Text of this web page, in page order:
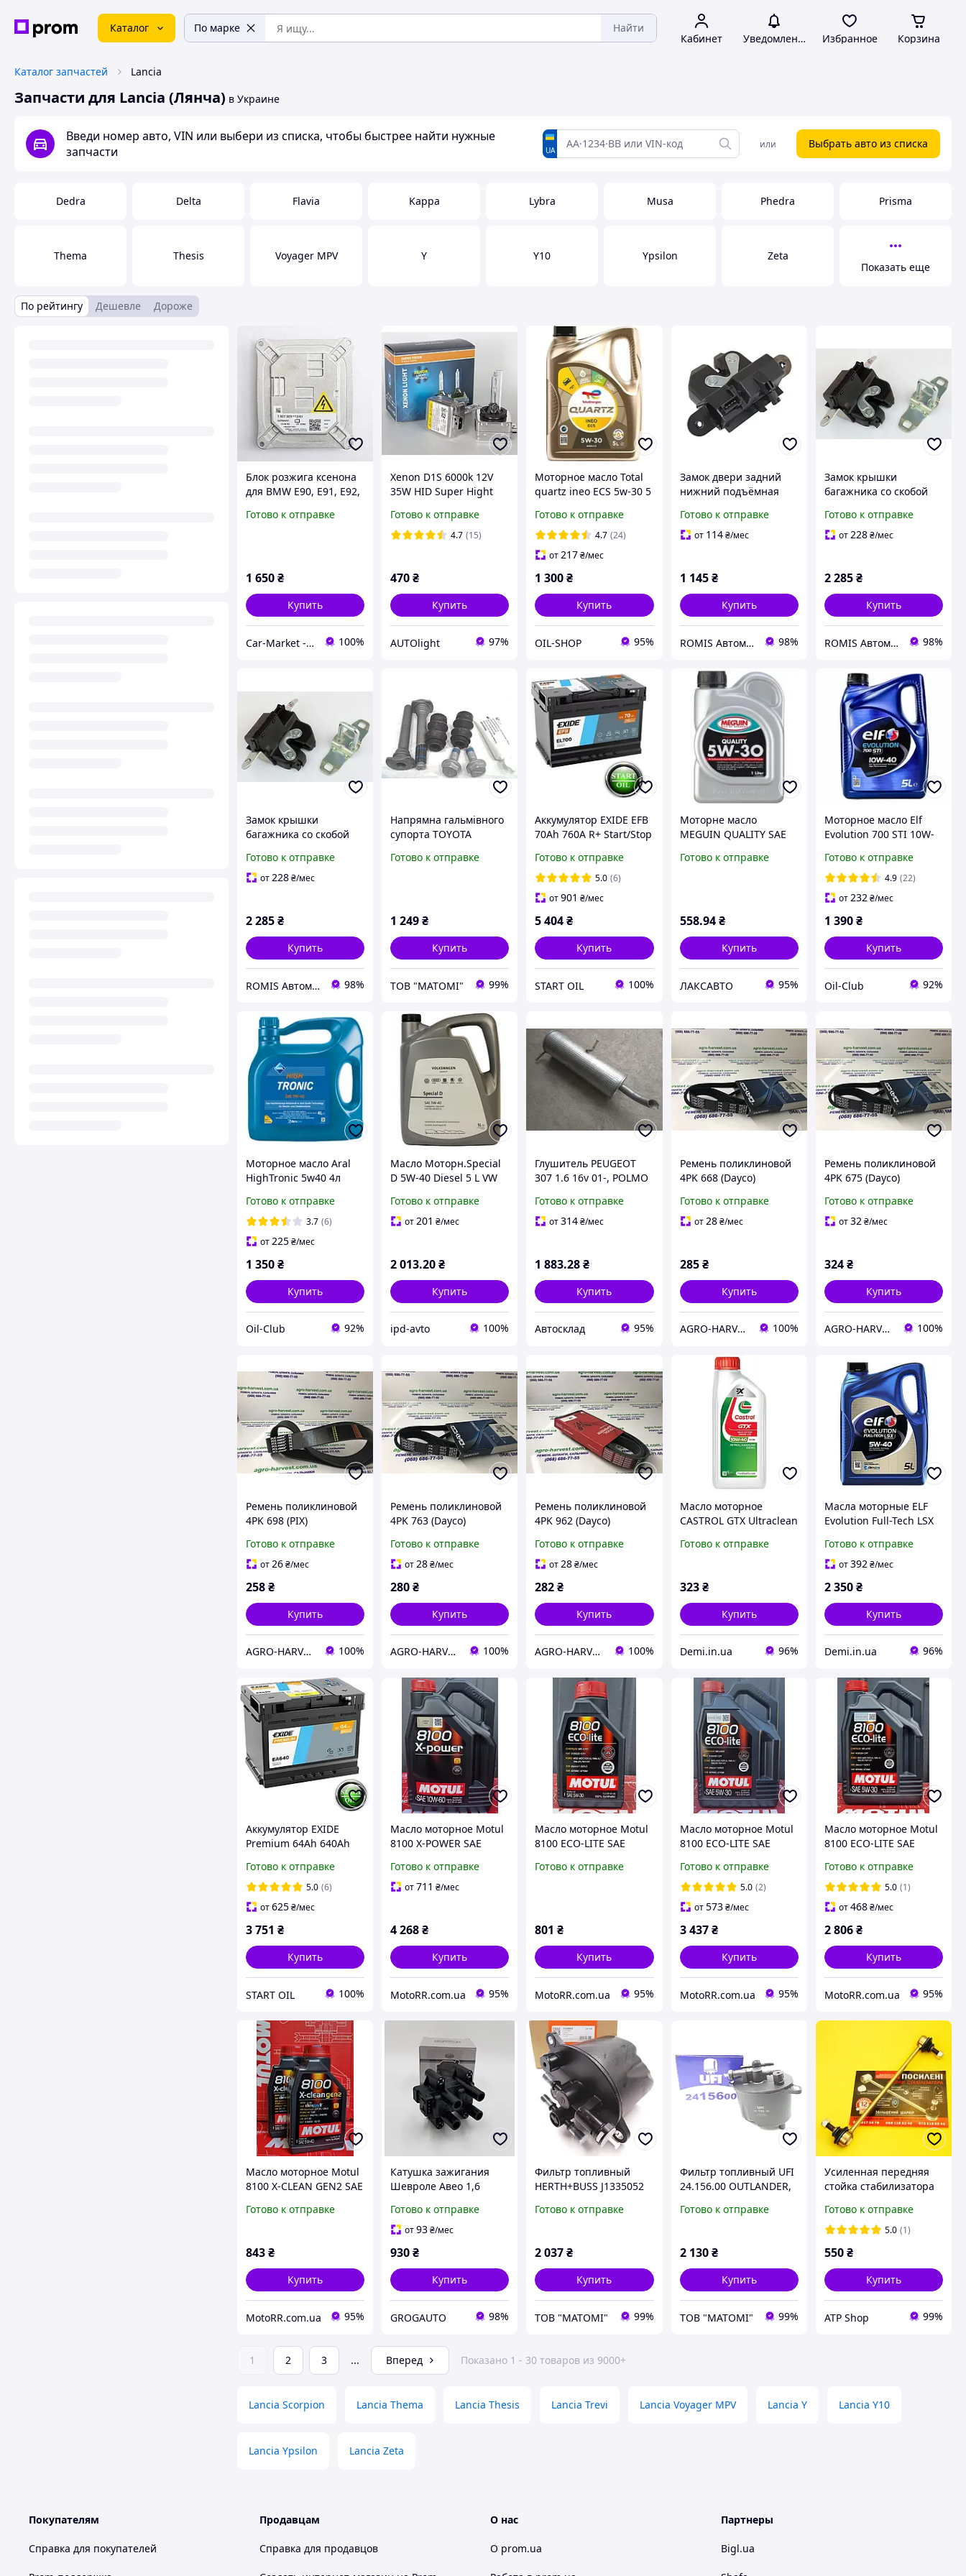
Каталог По марке Найти
Кабинет Уведомления Избранное Корзина
Каталог запчастей Lancia
Запчасти для Lancia (Лянча) в Украине
Введи номер авто, VIN или выбери из списка, чтобы быстрее найти нужные
запчасти
UA или Выбрать авто из списка
Dedra Delta Flavia Kappa Lybra Musa Phedra Prisma
Thema Thesis Voyager MPV Y Y10 Ypsilon
Zeta
Показать еще
По рейтингу Дешевле Дороже
Блок розжига ксенона
для BMW Е90, Е91, Е92,
Готово к отправке
1 650₴
Купить
Car-Market - Авто-Свет 100%
Xenon D1S 6000k 12V
35W HID Super Hight
лампа д1с 12в
Готово к отправке
4.7 (15)
470₴
Купить
AUTOlight 97%
Моторное масло Total
quartz ineo ECS 5w-30 5
Готово к отправке
4.7 (24)
от217₴/мес
1 300₴
Купить
OIL-SHOP 95%
Замок двери задний
нижний подъёмная
Panorama (51873093)
Готово к отправке
от 114 ₴/мес
1 145 ₴
Купить
ROMIS Автомаркет 98%
Замок крышки
багажника со скобой
Готово к отправке
от228₴/мес
2 285₴
Купить
ROMIS Автомаркет 98%
Замок крышки
багажника со скобой
Готово к отправке
от228₴/мес
2 285₴
Купить
ROMIS Автомаркет 98%
Напрямна гальмівного
супорта TOYOTA
2007- OEM 04952-02220
Готово к отправке
1 249₴
Купить
ТОВ "МАТОМІ" 99%
Аккумулятор EXIDE EFB
70Аh 760A R+ Start/Stop
Готово к отправке
5.0 (6)
от901 ₴/мес
5 404₴
Купить
START OIL 100%
Моторне масло
MEGUIN QUALITY SAE
Готово к отправке
558.94 ₴
Купить
ЛАКСАВТО 95%
Моторное масло Elf
Evolution 700 STI 10W-
Готово к отправке
4.9 (22)
от232₴/мес
1 390₴
Купить
Oil-Club 92%
Моторное масло Aral
HighTronic 5w40 4л
Готово к отправке
3.7 (6)
от 225₴/мес
1 350₴
Купить
Oil-Club 92%
Масло Моторн.Special
D 5W-40 Diesel 5 L VW
Готово к отправке
от201 ₴/мес
2 013.20₴
Купить
ipd-avto 100%
Глушитель PEUGEOT
307 1.6 16v 01-, POLMO
(1726.KF)
Готово к отправке
от314₴/мес
1 883.28₴
Купить
Автосклад 95%
Ремень поликлиновой
4PK 668 (Dayco)
Готово к отправке
от 28 ₴/мес
285 ₴
Купить
AGRO-HARVEST 100%
Ремень поликлиновой
4PK 675 (Dayco)
Готово к отправке
от32 ₴/мес
324₴
Купить
AGRO-HARVEST 100%
Ремень поликлиновой
4PK 698 (PIX)
Готово к отправке
от26₴/мес
258₴
Купить
AGRO-HARVEST 100%
Ремень поликлиновой
4PK 763 (Dayco)
Готово к отправке
от28₴/мес
280₴
Купить
AGRO-HARVEST 100%
Ремень поликлиновой
4PK 962 (Dayco)
Готово к отправке
от28₴/мес
282₴
Купить
AGRO-HARVEST 100%
Масло моторное
CASTROL GTX Ultraclean
(1586F7)
Готово к отправке
323 ₴
Купить
Demi.in.ua 96%
Масла моторные ELF
Evolution Full-Tech LSX
(194892)
Готово к отправке
от392₴/мес
2 350₴
Купить
Demi.in.ua 96%
Аккумулятор EXIDE
Premium 64Аh 640Ah
Готово к отправке
5.0 (6)
от625₴/мес
3 751 ₴
Купить
START OIL 100%
Масло моторное Motul
8100 X-POWER SAE
Готово к отправке
от711 ₴/мес
4 268₴
Купить
MotoRR.com.ua 95%
Масло моторное Motul
8100 ECO-LITE SAE
Готово к отправке
801 ₴
Купить
MotoRR.com.ua 95%
Масло моторное Motul
8100 ECO-LITE SAE
Готово к отправке
5.0 (2)
от573 ₴/мес
3 437 ₴
Купить
MotoRR.com.ua 95%
Масло моторное Motul
8100 ECO-LITE SAE
Готово к отправке
5.0 (1)
от468₴/мес
2 806₴
Купить
MotoRR.com.ua 95%
Масло моторное Motul
8100 X-CLEAN GEN2 SAE
Готово к отправке
843₴
Купить
MotoRR.com.ua 95%
Катушка зажигания
Шевроле Авео 1,6
Венгрия
Готово к отправке
от93₴/мес
930₴
Купить
GROGAUTO 98%
Фильтр топливный
HERTH+BUSS J1335052
1770A252, 1770A040
Готово к отправке
2 037₴
Купить
ТОВ "МАТОМІ" 99%
Фильтр топливный UFI
24.156.00 OUTLANDER,
1770A252, 1770A040
Готово к отправке
2 130 ₴
Купить
ТОВ "МАТОМІ" 99%
Усиленная передняя
стойка стабилизатора
2016). Гарантия 12 мес!
68246496AA,
Готово к отправке
5.0 (1)
550₴
Купить
ATP Shop 99%
1 2 3 ... Вперед Показано 1 - 30 товаров из 9000+
Lancia Scorpion Lancia Thema Lancia Thesis Lancia Trevi Lancia Voyager MPV Lancia Y Lancia Y10
Lancia Ypsilon Lancia Zeta
Покупателям
Справка для покупателей
Продавцам
Справка для продавцов
О нас
О prom.ua
Партнеры
Bigl.ua